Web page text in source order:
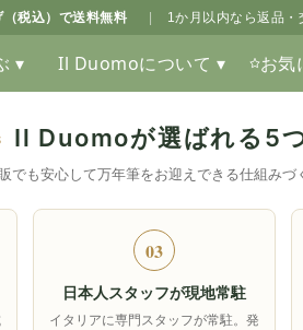
税込）で送料無料 1か月以内なら返品・
▾ Il Duomoについて ▾ お気
Il Duomoが選ばれる5
でも安心して万年筆をお迎えできる仕組み
03
日本人スタッフが現地常駐
イタリアに専門スタッフが常駐。発